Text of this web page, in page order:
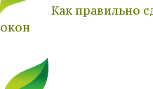
Как правильно
окон